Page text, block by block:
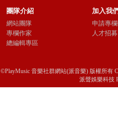
團隊介紹
網站團隊
專欄作家
總編輯專區
加入我
申請專
人才招募
©PlayMusic 音樂社群網站(派音樂) 版權所有
派聲娛樂科技